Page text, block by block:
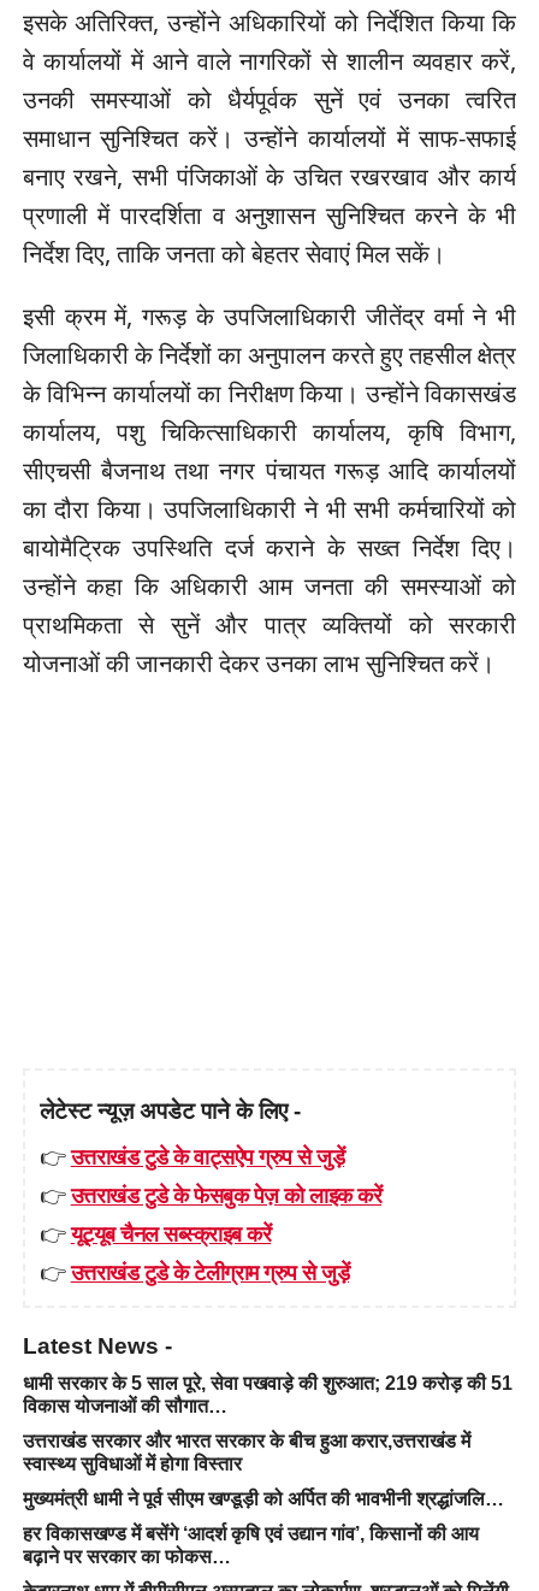
इसके अतिरिक्त, उन्होंने अधिकारियों को निर्देशित किया कि
वे कार्यालयों में आने वाले नागरिकों से शालीन व्यवहार करें,
उनकी समस्याओं को धैर्यपूर्वक सुनें एवं उनका त्वरित
समाधान सुनिश्चित करें। उन्होंने कार्यालयों में साफ-सफाई
बनाए रखने, सभी पंजिकाओं के उचित रखरखाव और कार्य
प्रणाली में पारदर्शिता व अनुशासन सुनिश्चित करने के भी
निर्देश दिए, ताकि जनता को बेहतर सेवाएं मिल सकें।
इसी क्रम में, गरूड़ के उपजिलाधिकारी जीतेंद्र वर्मा ने भी
जिलाधिकारी के निर्देशों का अनुपालन करते हुए तहसील क्षेत्र
के विभिन्न कार्यालयों का निरीक्षण किया। उन्होंने विकासखंड
कार्यालय, पशु चिकित्साधिकारी कार्यालय, कृषि विभाग,
सीएचसी बैजनाथ तथा नगर पंचायत गरूड़ आदि कार्यालयों
का दौरा किया। उपजिलाधिकारी ने भी सभी कर्मचारियों को
बायोमैट्रिक उपस्थिति दर्ज कराने के सख्त निर्देश दिए।
उन्होंने कहा कि अधिकारी आम जनता की समस्याओं को
प्राथमिकता से सुनें और पात्र व्यक्तियों को सरकारी
योजनाओं की जानकारी देकर उनका लाभ सुनिश्चित करें।
लेटेस्ट न्यूज़ अपडेट पाने के लिए -
👉उत्तराखंड टुडे के वाट्सऐप ग्रुप से जुड़ें
👉उत्तराखंड टुडे के फेसबुक पेज़ को लाइक करें
👉यूट्यूब चैनल सब्स्क्राइब करें
👉उत्तराखंड टुडे के टेलीग्राम ग्रुप से जुड़ें
Latest News -
धामी सरकार के 5 साल पूरे, सेवा पखवाड़े की शुरुआत; 219 करोड़ की 51
विकास योजनाओं की सौगात…
उत्तराखंड सरकार और भारत सरकार के बीच हुआ करार,उत्तराखंड में
स्वास्थ्य सुविधाओं में होगा विस्तार
मुख्यमंत्री धामी ने पूर्व सीएम खण्डूड़ी को अर्पित की भावभीनी श्रद्धांजलि…
हर विकासखण्ड में बसेंगे ‘आदर्श कृषि एवं उद्यान गांव’, किसानों की आय
बढ़ाने पर सरकार का फोकस…